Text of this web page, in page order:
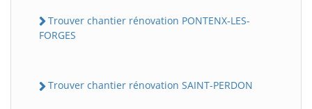
Trouver chantier rénovation PONTENX-LES-
FORGES
Trouver chantier rénovation SAINT-PERDON